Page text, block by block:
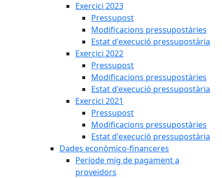
Exercici 2023
Pressupost
Modificacions pressupostàries
Estat d'execució pressupostària
Exercici 2022
Pressupost
Modificacions pressupostàries
Estat d'execució pressupostària
Exercici 2021
Pressupost
Modificacions pressupostàries
Estat d'execució pressupostària
Dades econòmico-financeres
Període mig de pagament a
proveïdors